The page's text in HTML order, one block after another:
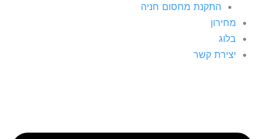
התקנת מחסום חניה
מחירון
בלוג
יצירת קשר